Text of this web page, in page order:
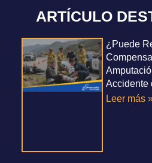
ARTÍCULO
¿Puede
Accidente
Leer más